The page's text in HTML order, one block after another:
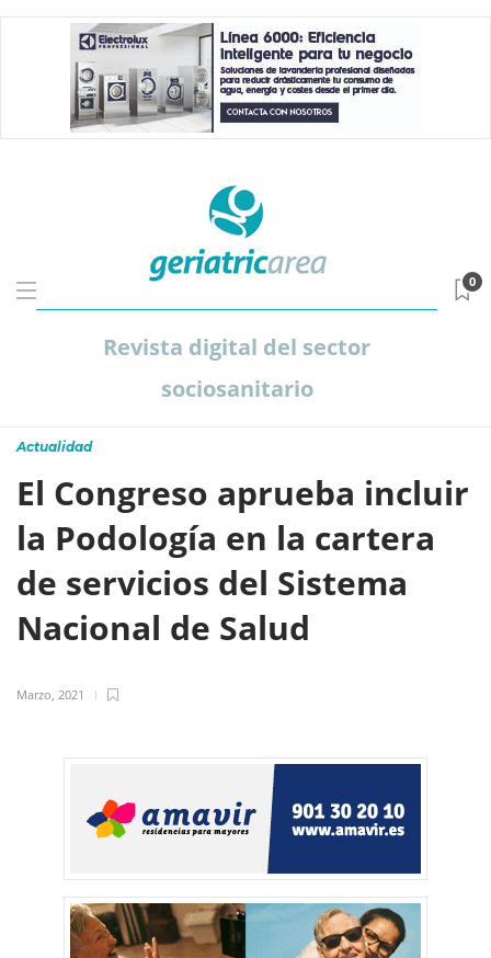
Revista digital del sector
sociosanitario
0
Actualidad
El Congreso aprueba incluir
la Podología en la cartera
de servicios del Sistema
Nacional de Salud
Marzo, 2021